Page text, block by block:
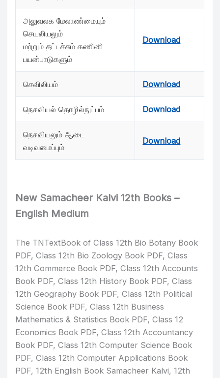
அலுவலக மேலாண்மையும்
செயலியலும்
மற்றும் தட்டச்சும் கணினி
பயன்பாடுகளும்
Download
செவிலியம் Download
நெசவியல் தொழில்நுட்பம் Download
நெசவியலும் ஆடை
வடிவமைப்பும்
Download
New Samacheer Kalvi 12th Books –
English Medium
The TNTextBook of Class 12th Bio Botany Book
PDF, Class 12th Bio Zoology Book PDF, Class
12th Commerce Book PDF, Class 12th Accounts
Book PDF, Class 12th History Book PDF, Class
12th Geography Book PDF, Class 12th Political
Science Book PDF, Class 12th Business
Mathematics & Statistics Book PDF, Class 12
Economics Book PDF, Class 12th Accountancy
Book PDF, Class 12th Computer Science Book
PDF, Class 12th Computer Applications Book
PDF, 12th English Book Samacheer Kalvi, 12th